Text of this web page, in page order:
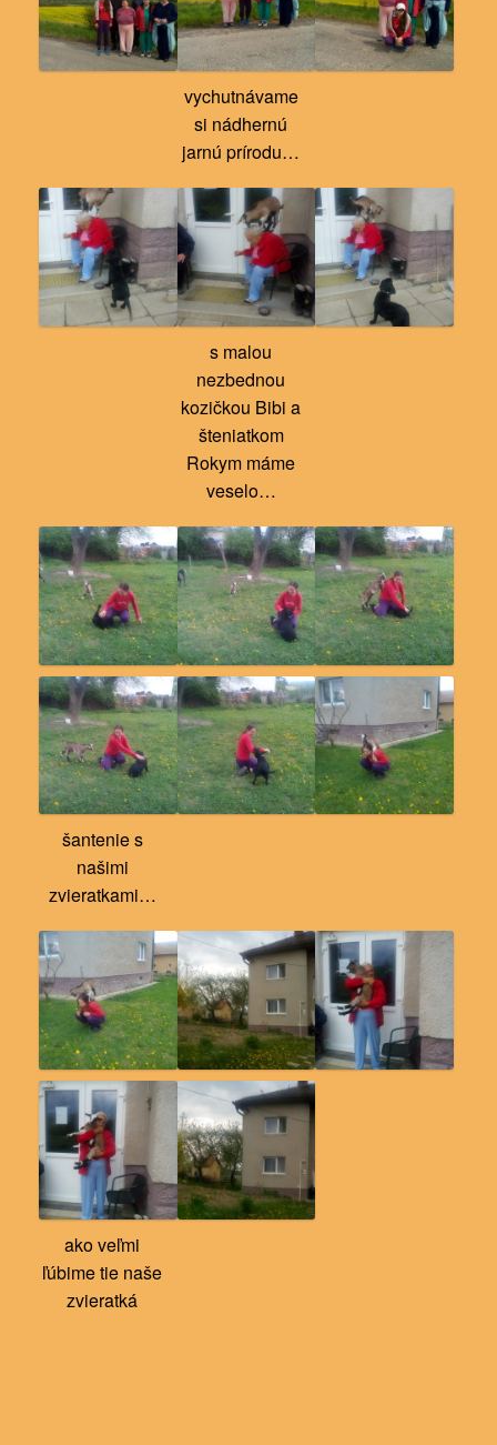
vychutnávame
si nádhernú
jarnú prírodu…
s malou
nezbednou
kozičkou Bibi a
šteniatkom
Rokym máme
veselo…
šantenie s
našimi
zvieratkami…
ako veľmi
ľúbime tie naše
zvieratká